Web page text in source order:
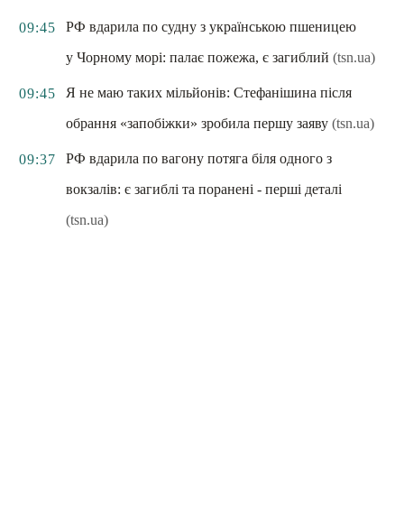
09:45
РФ вдарила по судну з українською пшеницею
у Чорному морі: палає пожежа, є загиблий (tsn.ua)
09:45
Я не маю таких мільйонів: Стефанішина після
обрання «запобіжки» зробила першу заяву (tsn.ua)
09:37
РФ вдарила по вагону потяга біля одного з
вокзалів: є загиблі та поранені - перші деталі
(tsn.ua)